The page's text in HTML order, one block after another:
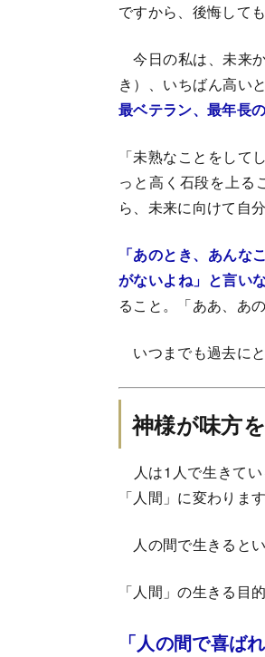
ですから、後悔して
今日の私は、未来
き）、いちばん高い
最ベテラン、最年長の
「未熟なことをし
っと高く石段を上る
ら、未来に向けて自
「あのとき、あん
がないよね」と言い
ること。「ああ、あ
いつまでも過去に
神様が味方
人は1人で生きてい
「人間」に変わります
人の間で生きるとい
「人間」の生きる目
「人の間で喜ば